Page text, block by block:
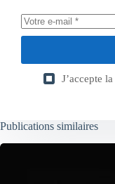
J’accepte la
Publications similaires